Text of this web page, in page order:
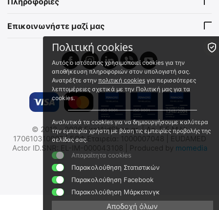
Άμεσα διαθέσιμο
€6.00
(χωρίς ΦΠΑ) €9.91(χωρίς ΦΠΑ)
✔
MIL-TEC Γυαλιά Ασφαλείας
Πεδίου Μάχης
Άμεσα διαθέσιμο
Αποστολή εντός 24 ωρών
(χωρίς ΦΠΑ)
MIL-TEC Γυαλιά
Προστασίας Medical
(EN166:2001)
16051000
Άμεσα διαθέσιμο
Αποστολή εντός 24 ωρών
7.00
€ 6.60 (χωρίς ΦΠΑ)
Επικοινωνήστε μαζί μας
© 2012 - 2026 FirstAidShop.gr. | Αρ. Γ.Ε.Μ.Η:
170610310000 | ΕΟΦ Εταιρεία: 1000007048 | EUDAMED
Actor ID.SNR: EL-IM-000043108 | Produced by momedia
Πολιτική cookies
Αυτός ο ιστότοπος χρησιμοποιεί cookies για την
αποθήκευση πληροφοριών στον υπολογιστή σας.
Ανατρέξτε στην πολιτική cookiesγια περισσότερες
λεπτομέρειες σχετικά με την Πολιτική μας για τα
cookies.
Αναλυτικά τα cookies για να δημιουργήσουμε καλύτερα
την εμπειρία χρήστη με βάση τις εμπειρίες προβολής της
σελίδας σας.
Απαραίτητα cookies
Παρακολούθηση Στατιστικών
Παρακολούθηση Facebook
Παρακολούθηση Μάρκετινγκ
Αποδοχή όλων